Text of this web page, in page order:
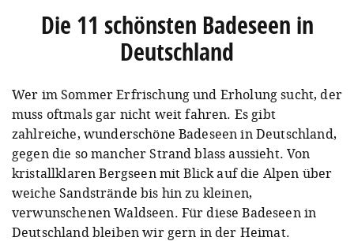
Die 11 schönsten Badeseen in
Deutschland
Wer im Sommer Erfrischung und Erholung sucht, der
muss oftmals gar nicht weit fahren. Es gibt
zahlreiche, wunderschöne Badeseen in Deutschland,
gegen die so mancher Strand blass aussieht. Von
kristallklaren Bergseen mit Blick auf die Alpen über
weiche Sandstrände bis hin zu kleinen,
verwunschenen Waldseen. Für diese Badeseen in
Deutschland bleiben wir gern in der Heimat.